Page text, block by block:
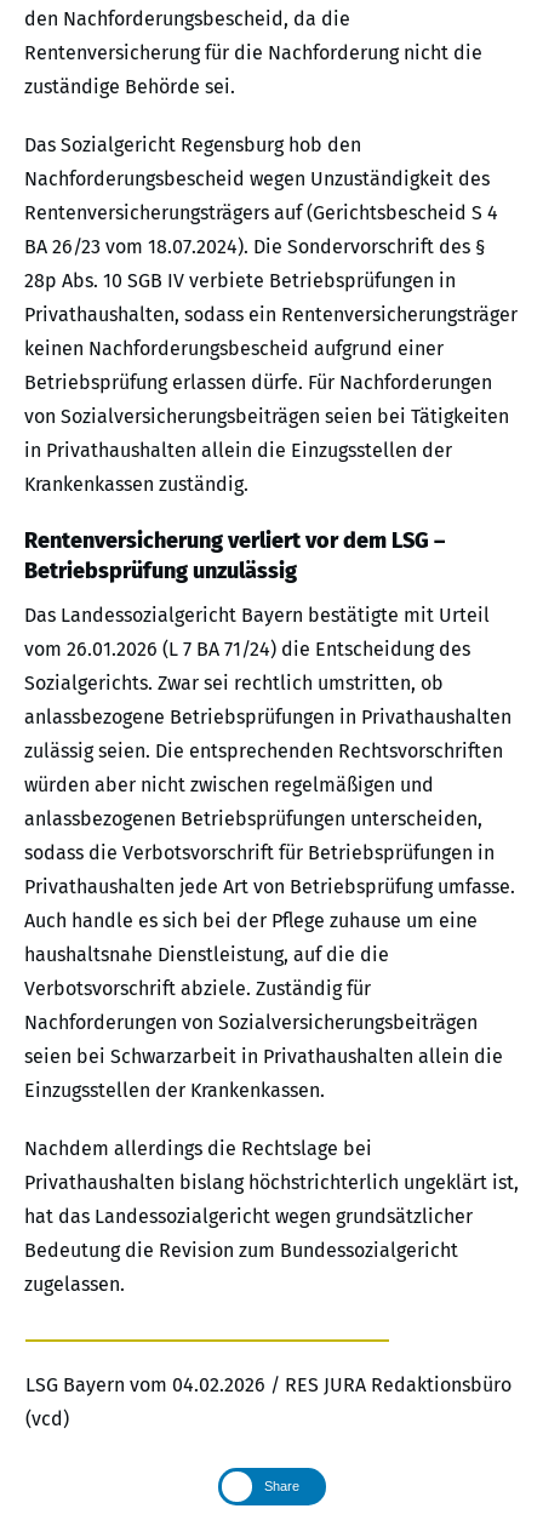
den Nachforderungsbescheid, da die
Rentenversicherung für die Nachforderung nicht die
zuständige Behörde sei.
Das Sozialgericht Regensburg hob den
Nachforderungsbescheid wegen Unzuständigkeit des
Rentenversicherungsträgers auf (Gerichtsbescheid S 4
BA 26/23 vom 18.07.2024). Die Sondervorschrift des §
28p Abs. 10 SGB IV verbiete Betriebsprüfungen in
Privathaushalten, sodass ein Rentenversicherungsträger
keinen Nachforderungsbescheid aufgrund einer
Betriebsprüfung erlassen dürfe. Für Nachforderungen
von Sozialversicherungsbeiträgen seien bei Tätigkeiten
in Privathaushalten allein die Einzugsstellen der
Krankenkassen zuständig.
Rentenversicherung verliert vor dem LSG –
Betriebsprüfung unzulässig
Das Landessozialgericht Bayern bestätigte mit Urteil
vom 26.01.2026 (L 7 BA 71/24) die Entscheidung des
Sozialgerichts. Zwar sei rechtlich umstritten, ob
anlassbezogene Betriebsprüfungen in Privathaushalten
zulässig seien. Die entsprechenden Rechtsvorschriften
würden aber nicht zwischen regelmäßigen und
anlassbezogenen Betriebsprüfungen unterscheiden,
sodass die Verbotsvorschrift für Betriebsprüfungen in
Privathaushalten jede Art von Betriebsprüfung umfasse.
Auch handle es sich bei der Pflege zuhause um eine
haushaltsnahe Dienstleistung, auf die die
Verbotsvorschrift abziele. Zuständig für
Nachforderungen von Sozialversicherungsbeiträgen
seien bei Schwarzarbeit in Privathaushalten allein die
Einzugsstellen der Krankenkassen.
Nachdem allerdings die Rechtslage bei
Privathaushalten bislang höchstrichterlich ungeklärt ist,
hat das Landessozialgericht wegen grundsätzlicher
Bedeutung die Revision zum Bundessozialgericht
zugelassen.
LSG Bayern vom 04.02.2026 / RES JURA Redaktionsbüro
(vcd)
Share